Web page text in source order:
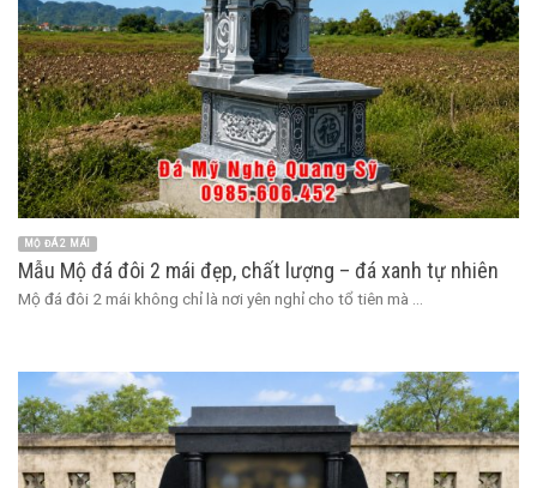
MỘ ĐÁ 2 MÁI
Mẫu Mộ đá đôi 2 mái đẹp, chất lượng – đá xanh tự nhiên
Mộ đá đôi 2 mái không chỉ là nơi yên nghỉ cho tổ tiên mà ...